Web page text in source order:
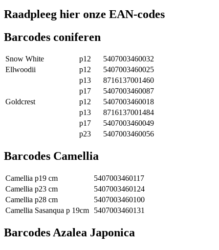
Raadpleeg hier onze EAN-codes
Barcodes coniferen
Snow White p12
5407003460032
Ellwoodii
p12
5407003460025
p13
8716137001460
p17
5407003460087
Goldcrest
p12
5407003460018
p13
8716137001484
p17
5407003460049
p23
5407003460056
Barcodes Camellia
Camellia p19 cm
5407003460117
Camellia p23 cm
5407003460124
Camellia p28 cm
5407003460100
Camellia Sasanqua p 19cm
5407003460131
Barcodes Azalea Japonica